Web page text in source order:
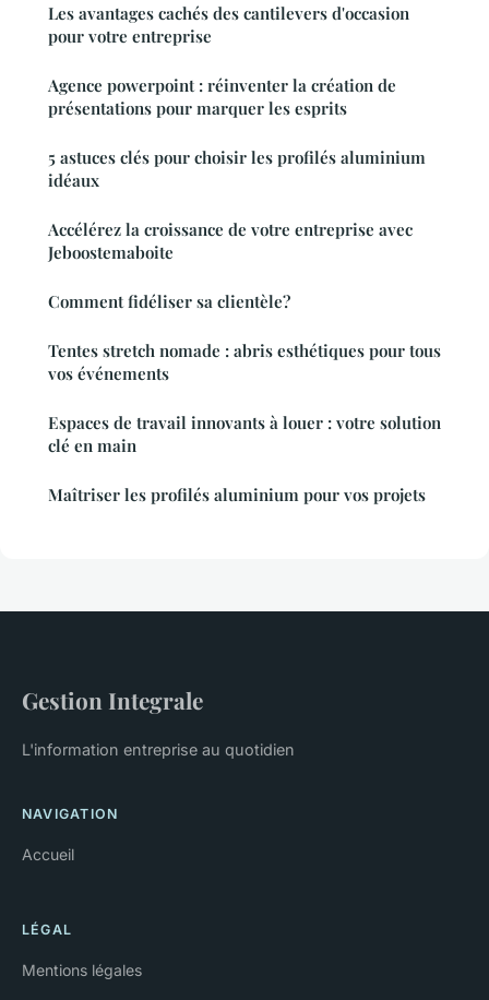
Les avantages cachés des cantilevers d'occasion
pour votre entreprise
Agence powerpoint : réinventer la création de
présentations pour marquer les esprits
5 astuces clés pour choisir les profilés aluminium
idéaux
Accélérez la croissance de votre entreprise avec
Jeboostemaboite
Comment fidéliser sa clientèle?
Tentes stretch nomade : abris esthétiques pour tous
vos événements
Espaces de travail innovants à louer : votre solution
clé en main
Maîtriser les profilés aluminium pour vos projets
Gestion Integrale
L'information entreprise au quotidien
NAVIGATION
Accueil
LÉGAL
Mentions légales